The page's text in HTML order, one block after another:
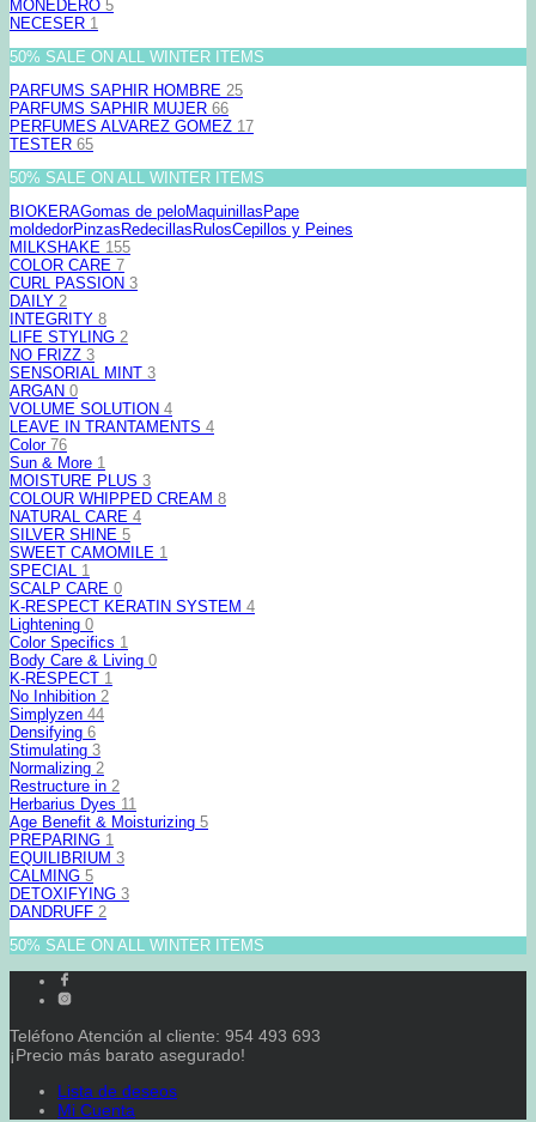
MONEDERO 5
NECESER 1
50% SALE ON ALL WINTER ITEMS
PARFUMS SAPHIR HOMBRE 25
PARFUMS SAPHIR MUJER 66
PERFUMES ALVAREZ GOMEZ 17
TESTER 65
50% SALE ON ALL WINTER ITEMS
BIOKERAGomas de peloMaquinillas Pape
moldedorPinzas Redecillas RulosCepillos y Peines
MILKSHAKE 155
COLOR CARE 7
CURL PASSION 3
DAILY 2
INTEGRITY 8
LIFE STYLING 2
NO FRIZZ 3
SENSORIAL MINT 3
ARGAN 0
VOLUME SOLUTION 4
LEAVE IN TRANTAMENTS 4
Color 76
Sun & More 1
MOISTURE PLUS 3
COLOUR WHIPPED CREAM 8
NATURAL CARE 4
SILVER SHINE 5
SWEET CAMOMILE 1
SPECIAL 1
SCALP CARE 0
K-RESPECT KERATIN SYSTEM 4
Lightening 0
Color Specifics 1
Body Care & Living 0
K-RESPECT 1
No Inhibition 2
Simplyzen 44
Densifying 6
Stimulating 3
Normalizing 2
Restructure in 2
Herbarius Dyes 11
Age Benefit & Moisturizing 5
PREPARING 1
EQUILIBRIUM 3
CALMING 5
DETOXIFYING 3
DANDRUFF 2
50% SALE ON ALL WINTER ITEMS
Teléfono Atención al cliente: 954 493 693
¡Precio más barato asegurado!
Lista de deseos
Mi Cuenta